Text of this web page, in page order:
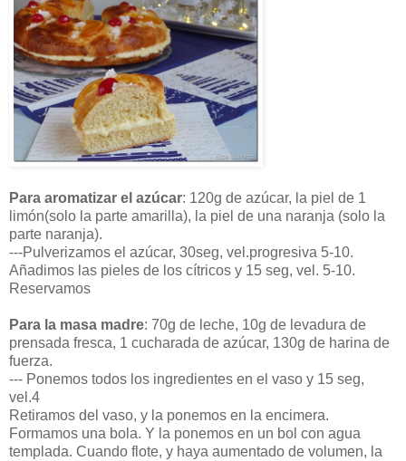
Para aromatizar el azúcar: 120g de azúcar, la piel de 1
limón(solo la parte amarilla), la piel de una naranja (solo la
parte naranja).
---Pulverizamos el azúcar, 30seg, vel.progresiva 5-10.
Añadimos las pieles de los cítricos y 15 seg, vel. 5-10.
Reservamos
Para la masa madre: 70g de leche, 10g de levadura de
prensada fresca, 1 cucharada de azúcar, 130g de harina de
fuerza.
--- Ponemos todos los ingredientes en el vaso y 15 seg,
vel.4
Retiramos del vaso, y la ponemos en la encimera.
Formamos una bola. Y la ponemos en un bol con agua
templada. Cuando flote, y haya aumentado de volumen, la